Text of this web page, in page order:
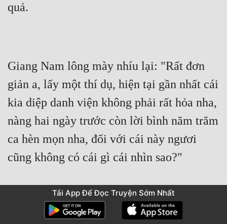
quả.
Giang Nam lông mày nhíu lại: "Rất đơn
giản a, lấy một thí dụ, hiện tại gần nhất cái
kia diệp danh viện không phải rất hỏa nha,
nàng hai ngày trước còn lời bình năm trăm
ca hèn mọn nha, đối với cái này ngươi
cũng không có cái gì cái nhìn sao?"
Đồng Lão Lục cũng nhíu mày: "Cái kia
Tải App Để Đọc Truyện Sớm Nhất